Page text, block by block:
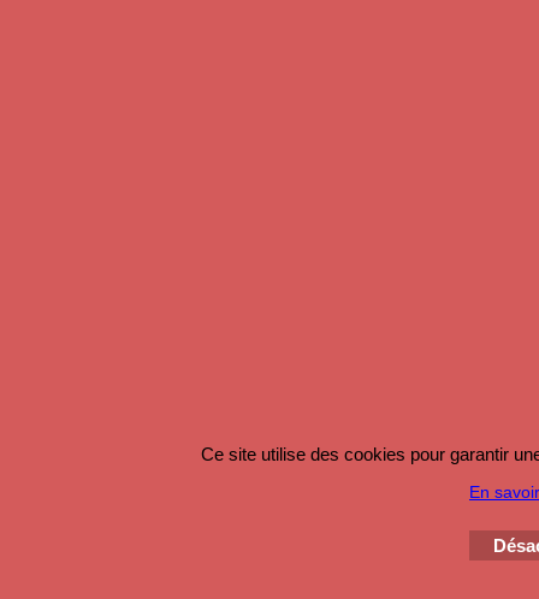
Ce site utilise des cookies pour garantir
En